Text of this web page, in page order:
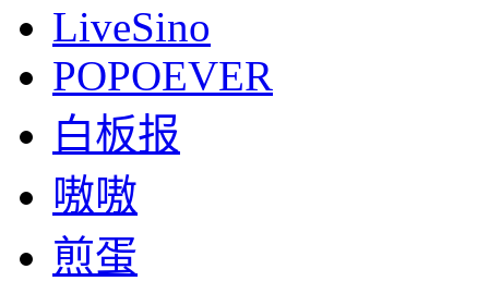
LiveSino
POPOEVER
白板报
嗷嗷
煎蛋